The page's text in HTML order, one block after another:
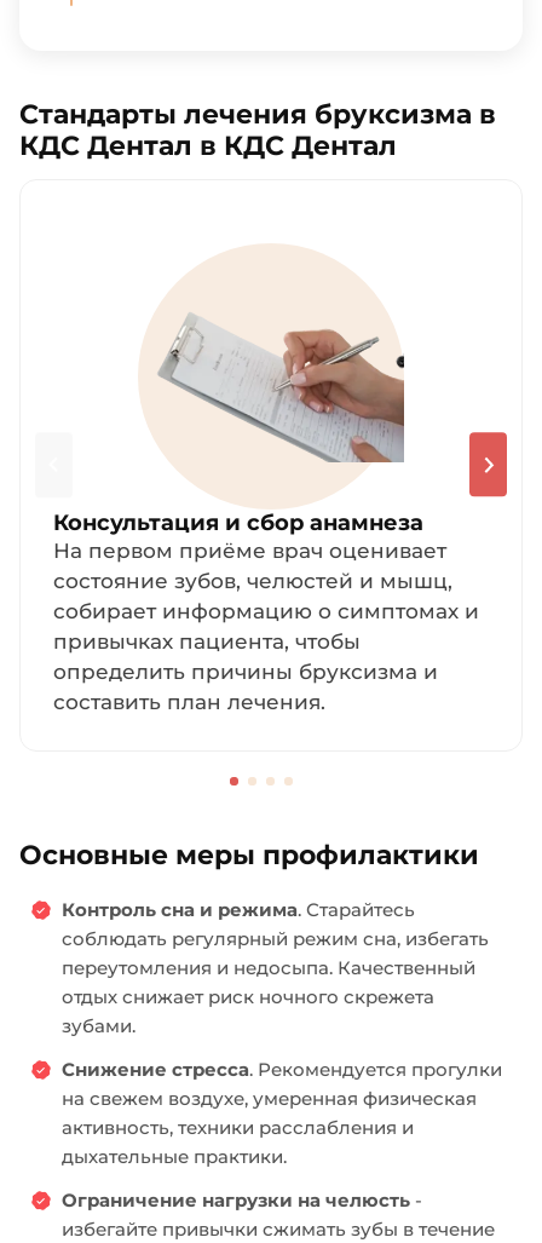
Стандарты лечения бруксизма в
КДС Дентал в КДС Дентал
Консультация и сбор анамнеза
На первом приёме врач оценивает
состояние зубов, челюстей и мышц,
собирает информацию о симптомах и
привычках пациента, чтобы
определить причины бруксизма и
составить план лечения.
Основные меры профилактики
Контроль сна и режима. Старайтесь
соблюдать регулярный режим сна, избегать
переутомления и недосыпа. Качественный
отдых снижает риск ночного скрежета
зубами.
Снижение стресса. Рекомендуется прогулки
на свежем воздухе, умеренная физическая
активность, техники расслабления и
дыхательные практики.
Ограничение нагрузки на челюсть -
избегайте привычки сжимать зубы в течение